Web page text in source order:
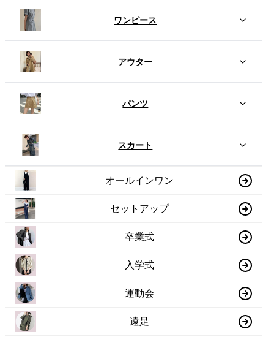
ワンピース
アウター
パンツ
スカート
オールインワン
セットアップ
卒業式
入学式
運動会
遠足